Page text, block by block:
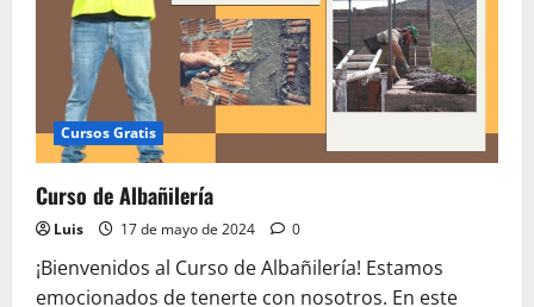
Cursos Gratis
Curso de Albañilería
Luis 17 de mayo de 2024 0
¡Bienvenidos al Curso de Albañilería! Estamos
emocionados de tenerte con nosotros. En este